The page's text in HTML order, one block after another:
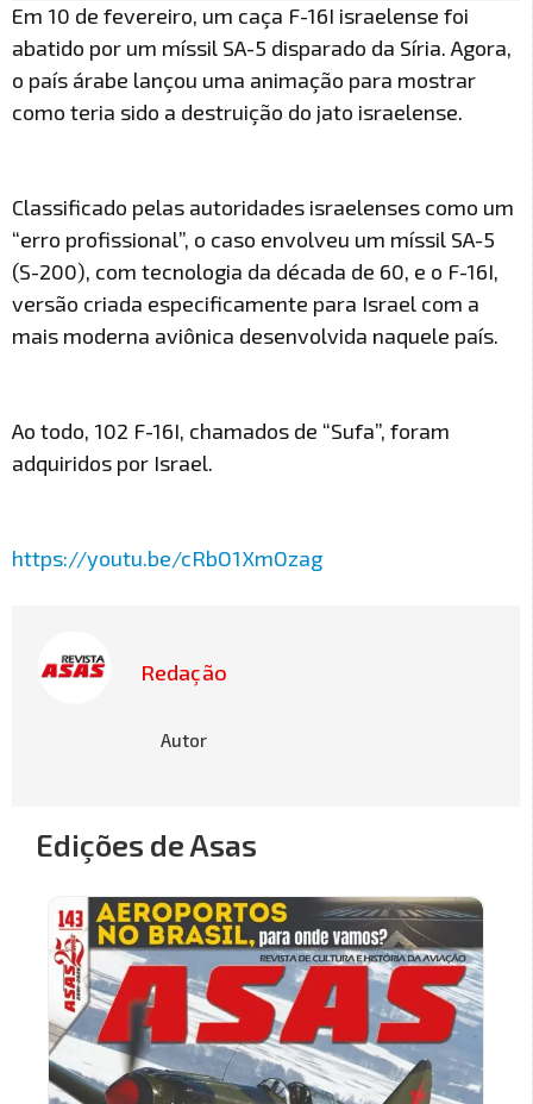
Em 10 de fevereiro, um caça F-16I israelense foi
abatido por um míssil SA-5 disparado da Síria. Agora,
o país árabe lançou uma animação para mostrar
como teria sido a destruição do jato israelense.
Classificado pelas autoridades israelenses como um
“erro profissional”, o caso envolveu um míssil SA-5
(S-200), com tecnologia da década de 60, e o F-16I,
versão criada especificamente para Israel com a
mais moderna aviônica desenvolvida naquele país.
Ao todo, 102 F-16I, chamados de “Sufa”, foram
adquiridos por Israel.
https://youtu.be/cRbO1XmOzag
Redação
Autor
Edições de Asas